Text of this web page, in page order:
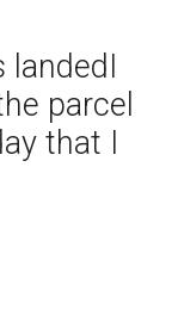
landedI
parcel
that I